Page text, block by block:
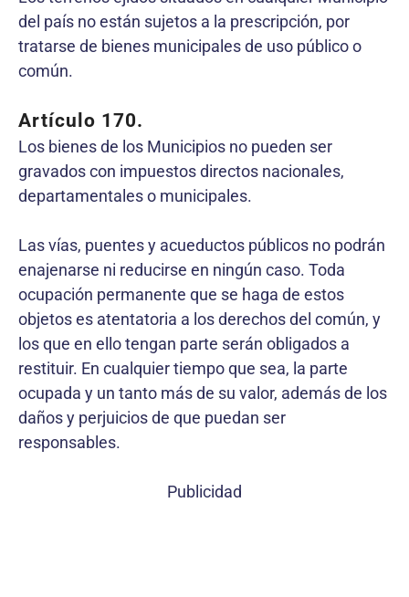
del país no están sujetos a la prescripción, por
tratarse de bienes municipales de uso público o
común.
Artículo 170.
Los bienes de los Municipios no pueden ser
gravados con impuestos directos nacionales,
departamentales o municipales.
Las vías, puentes y acueductos públicos no podrán
enajenarse ni reducirse en ningún caso. Toda
ocupación permanente que se haga de estos
objetos es atentatoria a los derechos del común, y
los que en ello tengan parte serán obligados a
restituir. En cualquier tiempo que sea, la parte
ocupada y un tanto más de su valor, además de los
daños y perjuicios de que puedan ser
responsables.
Publicidad